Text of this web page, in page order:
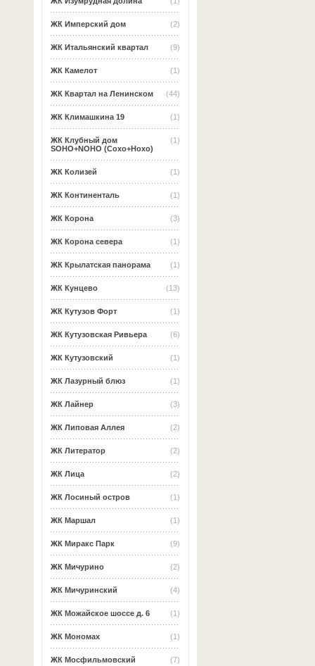
(2)
ЖК Имперский дом
(9)
ЖК Итальянский квартал
(1)
ЖК Камелот
(44)
ЖК Квартал на Ленинском
(1)
ЖК Климашкина 19
(1)
ЖК Клубный дом
SOHO+NOHO (Сохо+Нохо)
(1)
ЖК Колизей
(1)
ЖК Континенталь
(3)
ЖК Корона
(1)
ЖК Корона севера
(1)
ЖК Крылатская панорама
(13)
ЖК Кунцево
(1)
ЖК Кутузов Форт
(6)
ЖК Кутузовская Ривьера
(1)
ЖК Кутузовский
(1)
ЖК Лазурный блюз
(3)
ЖК Лайнер
(2)
ЖК Липовая Аллея
(2)
ЖК Литератор
(2)
ЖК Лица
(1)
ЖК Лосиный остров
(1)
ЖК Маршал
(9)
ЖК Миракс Парк
(2)
ЖК Мичурино
(4)
ЖК Мичуринский
(1)
ЖК Можайское шоссе д. 6
(1)
ЖК Мономах
(7)
ЖК Мосфильмовский